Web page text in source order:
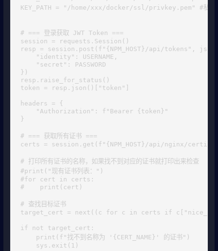
KEY_PATH = "/home/xxx/docker/ssl/privkey.pem" #私钥
# === 登录获取 JWT Token ===
session = requests.Session()
resp = session.post(f"{NPM_HOST}/api/tokens",
    "identity": USERNAME,
    "secret": PASSWORD
})
resp.raise_for_status()
token = resp.json()["token"]
headers = {
    "Authorization": f"Bearer {token}"
}
# === 获取所有证书 ===
certs = session.get(f"{NPM_HOST}/api/nginx/
# 打印所有证书的名称，如果找不到对应的证书就打印出来检查
#print("现有证书列表：")
#for cert in certs:
#    print(cert)
# 查找目标证书
target_cert = next((c for c in certs if c["nice_name"]
if not target_cert:
    print(f"找不到名称为 '{CERT_NAME}' 的证书")
    sys.exit(1)